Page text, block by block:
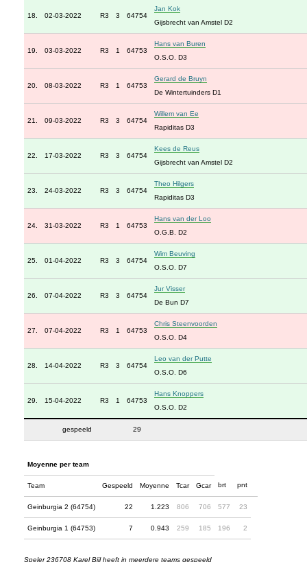
18. 02-03-2022 R3 3 64754
Jan Kok
Gijsbrecht van Amstel D2
19. 03-03-2022 R3 1 64753
Hans van Buren
O.S.O. D3
20. 08-03-2022 R3 1 64753
Gerard de Bruyn
De Wintertuinders D1
21. 09-03-2022 R3 3 64754
Willem van Ee
Rapiditas D3
22. 17-03-2022 R3 3 64754
Kees de Reus
Gijsbrecht van Amstel D2
23. 24-03-2022 R3 3 64754
Theo Hilgers
Rapiditas D3
24. 31-03-2022 R3 1 64753
Hans van der Loo
O.G.B. D2
25. 01-04-2022 R3 3 64754
Wim Beuving
O.S.O. D7
26. 07-04-2022 R3 3 64754
Jur Visser
De Bun D7
27. 07-04-2022 R3 1 64753
Chris Steenvoorden
O.S.O. D4
28. 14-04-2022 R3 3 64754
Leo van der Putte
O.S.O. D6
29. 15-04-2022 R3 1 64753
Hans Knoppers
O.S.O. D2
gespeeld 29
Moyenne per team
Team Gespeeld Moyenne Tcar Gcar brt pnt
Geinburgia 2 (64754) 22 1.223 806 706 577 23
Geinburgia 1 (64753) 7 0.943 259 185 196 2
Speler 236708 Karel Bijl heeft in meerdere teams gespeeld